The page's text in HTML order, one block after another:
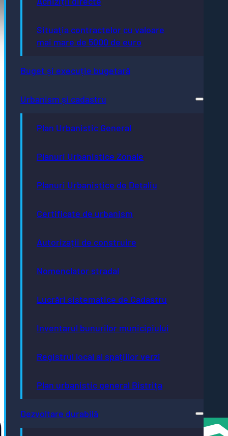
Situația contractelor cu valoare
mai mare de 5000 de euro
Buget și execuție bugetară
Urbanism și cadastru
Plan Urbanistic General
Planuri Urbanistice Zonale
Planuri Urbanistice de Detaliu
Certificate de urbanism
Autorizații de construire
Nomenclator stradal
Lucrări sistematice de Cadastru
Inventarul bunurilor municipiului
Registrul local al spațiilor verzi
Plan urbanistic general Bistrița
Dezvoltare durabilă
Adresă
primaria@municipiulbistrita.ro
0263-224706; 0263-223923;
0263-224508
Acte necesare
Evidența persoanelor
Europene
- Oraș
Autism
Bistrița
climatic
Bistrița
UNESCO
Atractivă